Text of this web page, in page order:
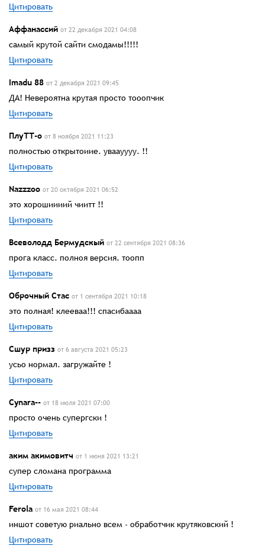
Цитировать
Аффанассий от 22 декабря 2021 04:08
самый крутой сайти смодамы!!!!!
Цитировать
Imadu 88 от 2 декабря 2021 09:45
ДА! Невероятна крутая просто тооопчик
Цитировать
ПлуТТ-о от 8 ноября 2021 11:23
полностью открытоиие. уваауууу. !!
Цитировать
Nazzzoo от 20 октября 2021 06:52
это хорошиииий чиитт !!
Цитировать
Всеволодд Бермудскый от 22 сентября 2021 08:36
прога класс. полноя версия. тоопп
Цитировать
Оброчный Стас от 1 сентября 2021 10:18
это полная! клееваа!!! спасибаааа
Цитировать
Сшур призз от 6 августа 2021 05:23
усьо нормал. загружайте !
Цитировать
Cynara-- от 18 июля 2021 07:00
просто очень супергски !
Цитировать
аким акимовитч от 1 июня 2021 13:21
супер сломана программа
Цитировать
Ferola от 16 мая 2021 08:44
иншот советую риально всем - обработчик крутяковский !
Цитировать